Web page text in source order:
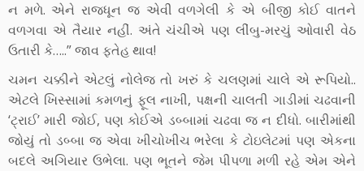
ન મળે. એને રાજધૂન જ એવી વળગેલી કે એ બીજી કોઈ વાતને
વળગવા એ તૈયાર નહીં. અંતે ચંચીએ પણ લીંબુ-મરચું ઓવારી વેઠ
ઉતારી કે…..” જાવ ફતેહ થાવ!
ચમન ચક્કીને એટલું નોલેજ તો ખરું કે ચલણમાં ચાલે એ રૂપિયો..
એટલે ખિસ્સામાં કમળનું ફૂલ નાખી, પક્ષની ચાલતી ગાડીમાં ચઢવાની
‘ટ્રાઈ’ મારી જોઈ, પણ કોઈએ ડબ્બામાં ચઢવા જ ન દીધો. બારીમાંથી
જોયું તો ડબ્બા જ એવા ખીચોખીચ ભરેલા કે ટોઇલેટમાં પણ એકના
બદલે અગિયાર ઉભેલા. પણ ભૂતને જેમ પીપળા મળી રહે એમ એને